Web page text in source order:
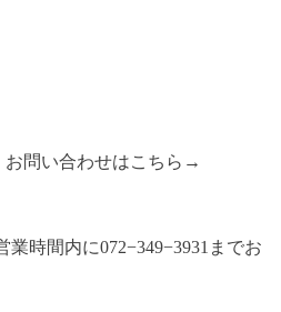
お問い合わせはこちら→
時間内に072−349−3931までお